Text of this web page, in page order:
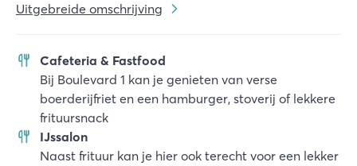
Uitgebreide omschrijving
Cafeteria & Fastfood
Bij Boulevard 1 kan je genieten van verse
boerderijfriet en een hamburger, stoverij of lekkere
frituursnack
IJssalon
Naast frituur kan je hier ook terecht voor een lekker